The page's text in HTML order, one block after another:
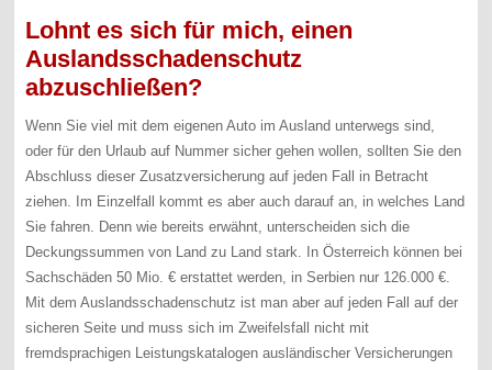
Lohnt es sich für mich, einen
Auslandsschadenschutz
abzuschließen?
Wenn Sie viel mit dem eigenen Auto im Ausland unterwegs sind,
oder für den Urlaub auf Nummer sicher gehen wollen, sollten Sie den
Abschluss dieser Zusatzversicherung auf jeden Fall in Betracht
ziehen. Im Einzelfall kommt es aber auch darauf an, in welches Land
Sie fahren. Denn wie bereits erwähnt, unterscheiden sich die
Deckungssummen von Land zu Land stark. In Österreich können bei
Sachschäden 50 Mio. € erstattet werden, in Serbien nur 126.000 €.
Mit dem Auslandsschadenschutz ist man aber auf jeden Fall auf der
sicheren Seite und muss sich im Zweifelsfall nicht mit
fremdsprachigen Leistungskatalogen ausländischer Versicherungen